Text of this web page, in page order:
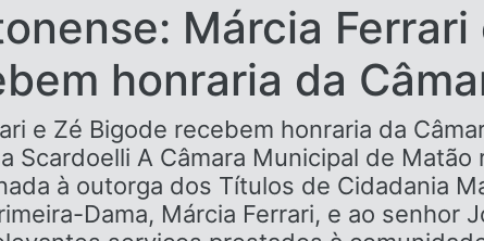
Márcia Ferrari
honraria da
e Zé Bigode recebem honraria da
Scardoelli A Câmara Municipal de
à outorga dos Títulos de Cidadania
Dama, Márcia Ferrari, e ao senhor